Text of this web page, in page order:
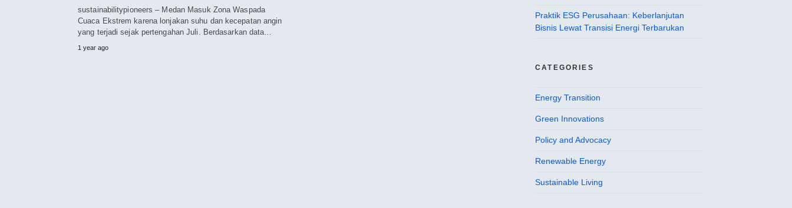
sustainabilitypioneers – Medan Masuk Zona Waspada
Cuaca Ekstrem karena lonjakan suhu dan kecepatan angin
yang terjadi sejak pertengahan Juli. Berdasarkan data…
1 year ago
Praktik ESG Perusahaan: Keberlanjutan
Bisnis Lewat Transisi Energi Terbarukan
CATEGORIES
Energy Transition
Green Innovations
Policy and Advocacy
Renewable Energy
Sustainable Living